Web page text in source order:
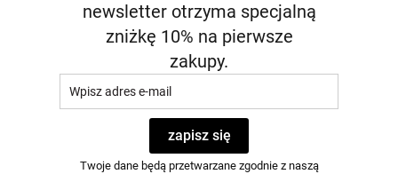
newsletter otrzyma specjalną
zniżkę 10% na pierwsze
zakupy.
zapisz się
Twoje dane będą przetwarzane zgodnie z naszą